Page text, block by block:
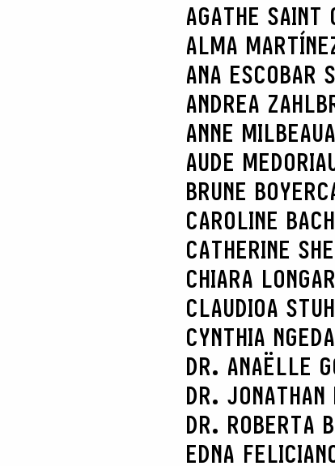
AGATHE SAINT
ALMA
ANA ESCOBAR
ANDREA
ANNE MILBEAU
AUDE MEDORI
BRUNE BOYER
CAROLINE BACH
CATHERINE
CHIARA
CLAUDIOA
CYNTHIA NGE
DR. ANAËLLE
DR. JONATHAN
DR. ROBERTA
EDNA